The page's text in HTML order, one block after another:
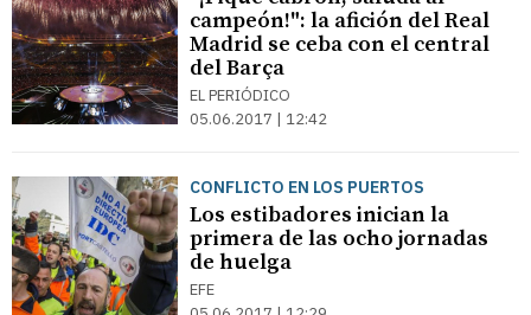
campeón!": la afición del Real
Madrid se ceba con el central
del Barça
EL PERIÓDICO
05.06.2017 | 12:42
CONFLICTO EN LOS PUERTOS
Los estibadores inician la
primera de las ocho jornadas
de huelga
EFE